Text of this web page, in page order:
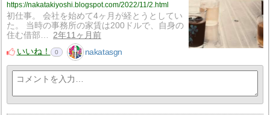
https://nakatakiyoshi.blogspot.com/2022/11/2.html
初仕事。 会社を始めて4ヶ月が経とうとしてい
た。 当時の事務所の家賃は200ドルで、自身の
住む借部…
2年11ヶ月前
いいね！
0 nakatasgn